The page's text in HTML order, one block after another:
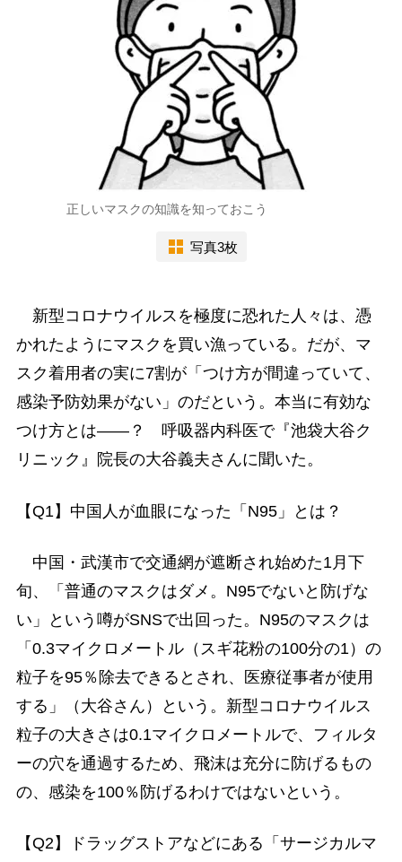
正しいマスクの知識を知っておこう
写真3枚
新型コロナウイルスを極度に恐れた人々は、憑
かれたようにマスクを買い漁っている。だが、マ
スク着用者の実に7割が「つけ方が間違っていて、
感染予防効果がない」のだという。本当に有効な
つけ方とは――？ 呼吸器内科医で『池袋大谷ク
リニック』院長の大谷義夫さんに聞いた。
【Q1】中国人が血眼になった「N95」とは？
中国・武漢市で交通網が遮断され始めた1月下
旬、「普通のマスクはダメ。N95でないと防げな
い」という噂がSNSで出回った。N95のマスクは
「0.3マイクロメートル（スギ花粉の100分の1）の
粒子を95％除去できるとされ、医療従事者が使用
する」（大谷さん）という。新型コロナウイルス
粒子の大きさは0.1マイクロメートルで、フィルタ
ーの穴を通過するため、飛沫は充分に防げるもの
の、感染を100％防げるわけではないという。
【Q2】ドラッグストアなどにある「サージカルマ